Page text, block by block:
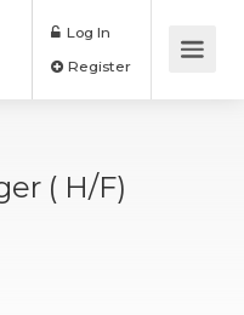
Log In
( H/F)